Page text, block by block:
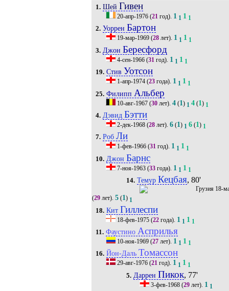
1. Шей Гивен
20-апр-1976(21год). 1 1 1 1
2. Уоррен Бартон
19-мар-1969(28лет). 1 1 1 1
3. Джон Бересфорд
4-сен-1966(31 год). 1 1 1 1
19. Стив Уотсон
1-апр-1974(23года). 1 1 1 1
25. Филипп Альбер
10-авг-1967(30лет). 4(1) 1 4(1) 1
4. Дэвид Бэтти
2-дек-1968(28лет). 6(1) 1 6(1) 1
7. Роб Ли
1-фев-1966(31год). 1 1 1 1
10. Джон Барнс
7-ноя-1963(33года). 1 1 1 1
14. Темур Кецбая, 80'
18-
(29 лет). 5 (1) 1
18. Кит Гиллеспи
18-фев-1975(22года). 1 1 1 1
11. Фаустино Асприлья
10-ноя-1969(27лет). 1 1 1 1
16. Йон-Даль Томассон
29-авг-1976(21год). 1 1 1 1
5. Даррен Пикок, 77'
3-фев-1968 (29 лет). 1 1